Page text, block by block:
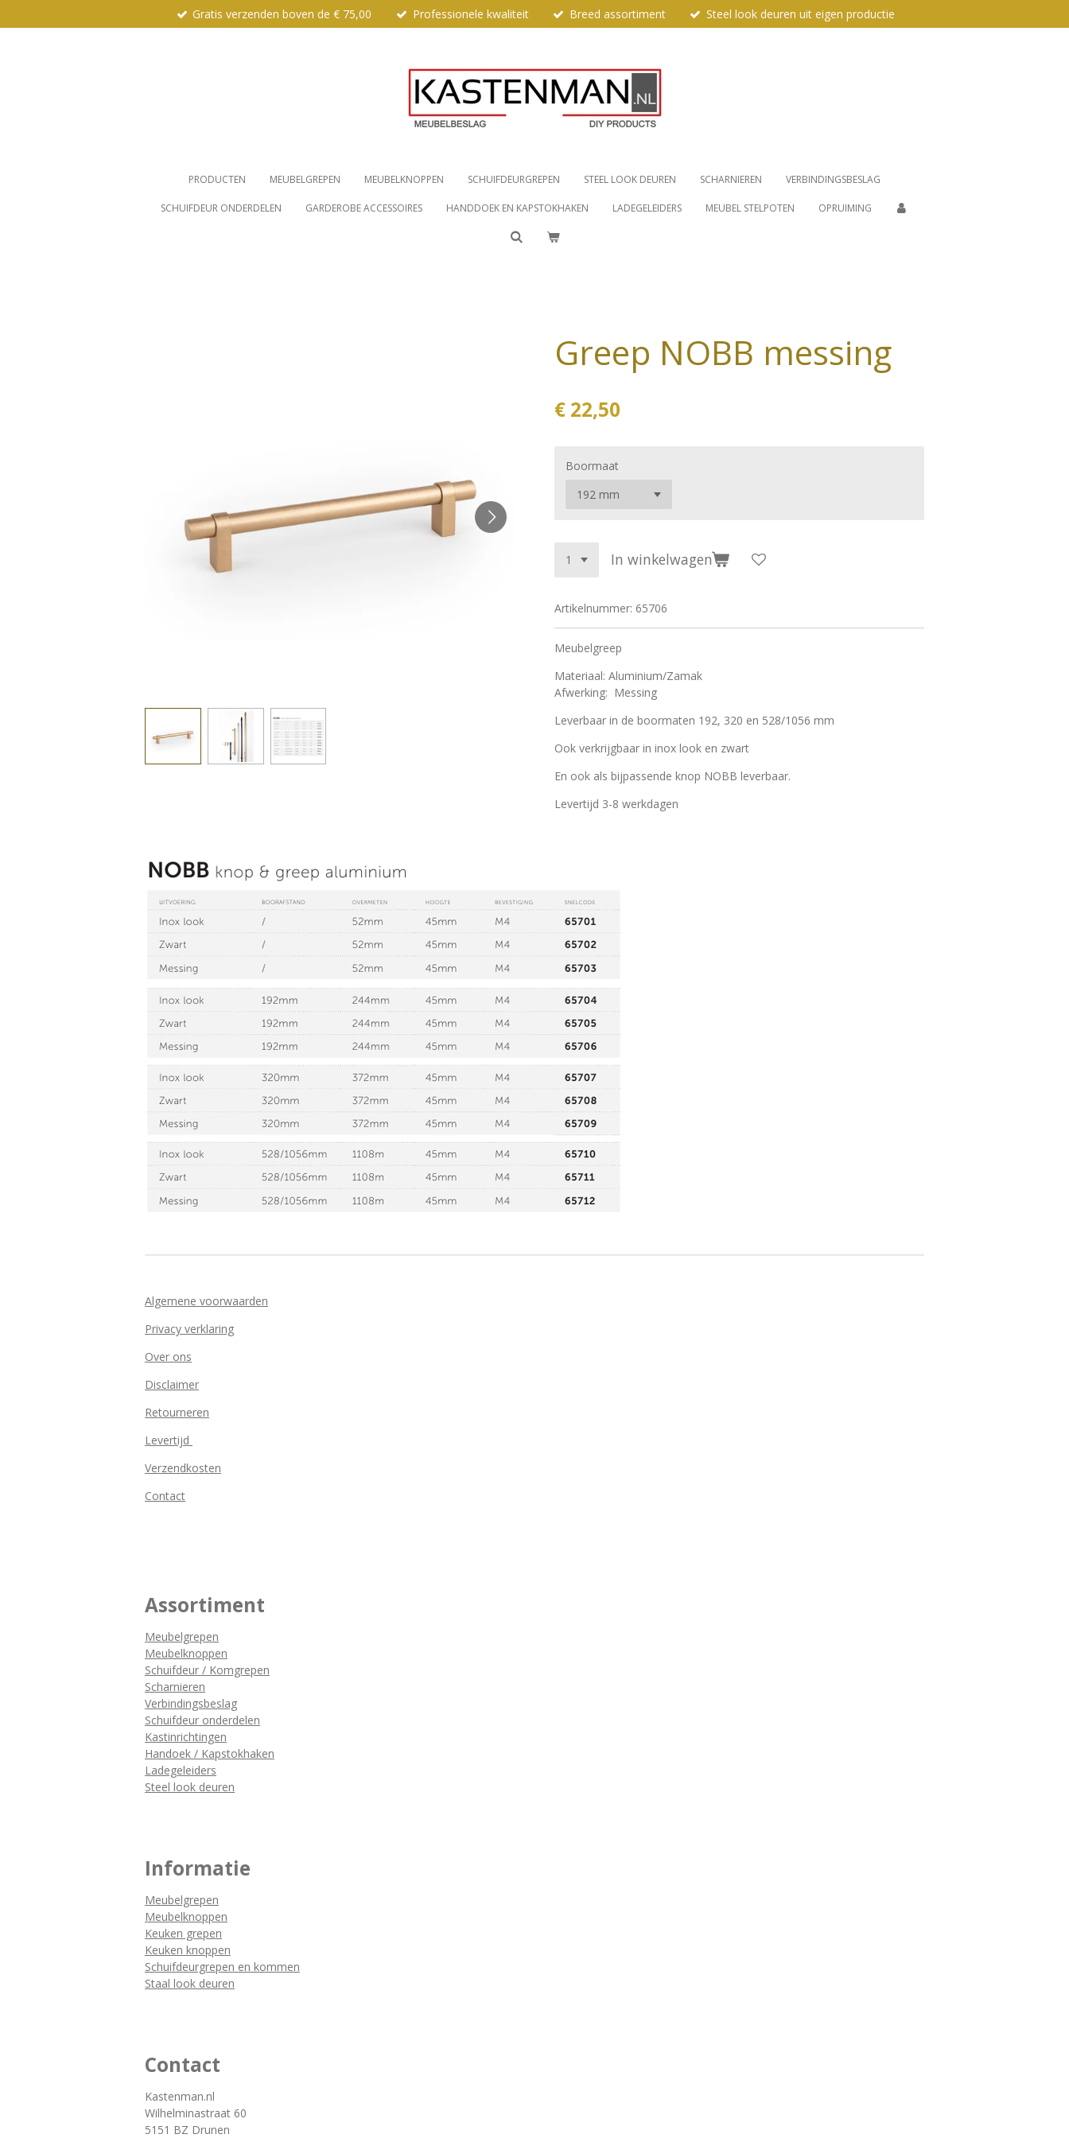
direct
Gratis verzenden boven de € 75,00 Professionele kwaliteit Breed assortiment Steel look deuren uit eigen productie
PRODUCTEN MEUBELGREPEN MEUBELKNOPPEN SCHUIFDEURGREPEN STEEL LOOK DEUREN SCHARNIEREN VERBINDINGSBESLAG
SCHUIFDEUR ONDERDELEN GARDEROBE ACCESSOIRES HANDDOEK EN KAPSTOKHAKEN LADEGELEIDERS MEUBEL STELPOTEN OPRUIMING
Greep NOBB messing
€ 22,50
Boormaat
In winkelwagen
Artikelnummer: 65706
Meubelgreep
Materiaal: Aluminium/Zamak
Afwerking: Messing
Leverbaar in de boormaten 192, 320 en 528/1056 mm
Ook verkrijgbaar in inox look en zwart
En ook als bijpassende knop NOBB leverbaar.
Levertijd 3-8 werkdagen
Algemene voorwaarden
Privacy verklaring
Over ons
Disclaimer
Retourneren
Levertijd
Verzendkosten
Contact
Assortiment
Meubelgrepen
Meubelknoppen
Schuifdeur / Komgrepen
Scharnieren
Verbindingsbeslag
Schuifdeur onderdelen
Kastinrichtingen
Handoek / Kapstokhaken
Ladegeleiders
Steel look deuren
Informatie
Meubelgrepen
Meubelknoppen
Keuken grepen
Keuken knoppen
Schuifdeurgrepen en kommen
Staal look deuren
Contact
Kastenman.nl
Wilhelminastraat 60
5151 BZ Drunen